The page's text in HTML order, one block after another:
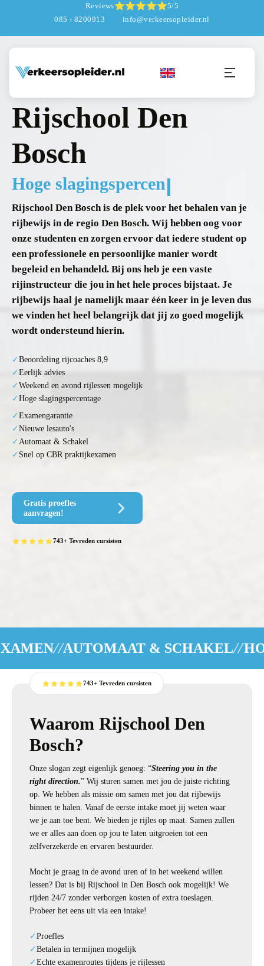
Reviews
5/5
085 - 8200913
info@verkeersopleider.nl
Rijschool Den
Bosch
Hoge slagingspercentage
Rijschool Den Bosch is de plek voor het behalen van je
rijbewijs in de regio Den Bosch. Wij hebben oog voor
onze studenten en zorgen ervoor dat iedere student op
een professionele en persoonlijke manier wordt
begeleid en behandeld. Bij ons heb je een vaste
rijinstructeur die jou in het hele proces bijstaat. Je
rijbewijs haal je namelijk maar één keer in je leven dus
we vinden het heel belangrijk dat jij zo goed mogelijk
wordt ondersteund hierin.
Beoordeling rijcoaches 8,9
Eerlijk advies
Weekend en avond rijlessen mogelijk
Hoge slagingspercentage
Examengarantie
Nieuwe lesauto's
Automaat & Schakel
Snel op CBR praktijkexamen
Gratis proefles
aanvragen!
743+ Tevreden cursisten
& SCHAKEL //HOGE
Waarom Rijschool Den
Bosch?
Onze slogan zegt eigenlijk genoeg: “Steering you in the
right direction.” Wij sturen samen met jou de juiste richting
op. We hebben als missie om samen met jou dat rijbewijs
binnen te halen. Vanaf de eerste intake moet jij weten waar
we je aan toe bent. We bieden je rijles op maat. Samen zullen
we er alles aan doen op jou te laten uitgroeien tot een
zelfverzekerde en ervaren bestuurder.
Mocht je graag in de avond uren of in het weekend willen
lessen? Dat is bij Rijschool in Den Bosch ook mogelijk! We
rijden 24/7 zonder verborgen kosten of extra toeslagen.
Probeer het eens uit via een intake!
Proefles
Betalen in termijnen mogelijk
Echte examenroutes tijdens je rijlessen
743+ Tevreden cursisten